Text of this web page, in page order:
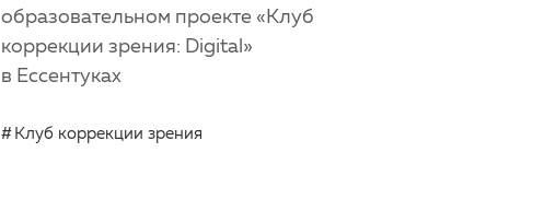
образовательном проекте «Клуб
коррекции зрения: Digital»
в Ессентуках
Клуб коррекции зрения